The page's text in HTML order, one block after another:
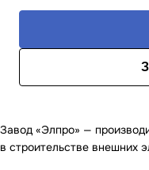
Завод «Элпро» —
в строительстве внешних